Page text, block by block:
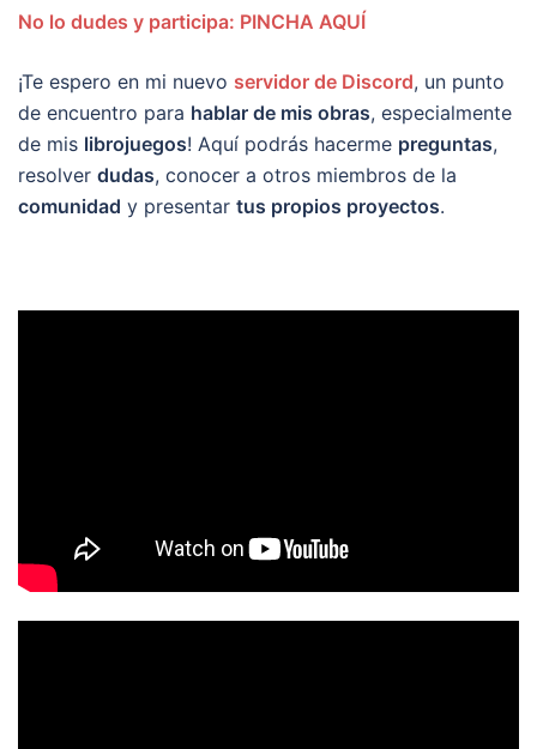
No lo dudes y participa: PINCHA AQUÍ
¡Te espero en mi nuevo servidor de Discord, un punto
de encuentro para hablar de mis obras, especialmente
de mis librojuegos! Aquí podrás hacerme preguntas,
resolver dudas, conocer a otros miembros de la
comunidad y presentar tus propios proyectos.